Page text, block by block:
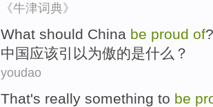
《牛津词典》
What should China be proud of?
中 国应该引以为傲的是什么？
youdao
That's really something to be